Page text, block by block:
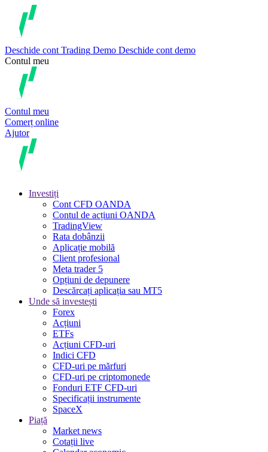
Deschide cont Trading Demo Deschide cont demo
Contul meu
Contul meu
Comerț online
Ajutor
Investiți
Cont CFD OANDA
Contul de acțiuni OANDA
TradingView
Rata dobânzii
Aplicație mobilă
Client profesional
Meta trader 5
Opțiuni de depunere
Descărcați aplicația sau MT5
Unde să investești
Forex
Acțiuni
ETFs
Acțiuni CFD-uri
Indici CFD
CFD-uri pe mărfuri
CFD-uri pe criptomonede
Fonduri ETF CFD-uri
Specificații instrumente
SpaceX
Piață
Market news
Cotații live